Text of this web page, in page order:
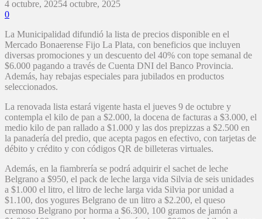
4 octubre, 20254 octubre, 2025
0
La Municipalidad difundió la lista de precios disponible en el
Mercado Bonaerense Fijo La Plata, con beneficios que incluyen
diversas promociones y un descuento del 40% con tope semanal de
$6.000 pagando a través de Cuenta DNI del Banco Provincia.
Además, hay rebajas especiales para jubilados en productos
seleccionados.
La renovada lista estará vigente hasta el jueves 9 de octubre y
contempla el kilo de pan a $2.000, la docena de facturas a $3.000, el
medio kilo de pan rallado a $1.000 y las dos prepizzas a $2.500 en
la panadería del predio, que acepta pagos en efectivo, con tarjetas de
débito y crédito y con códigos QR de billeteras virtuales.
Además, en la fiambrería se podrá adquirir el sachet de leche
Belgrano a $950, el pack de leche larga vida Silvia de seis unidades
a $1.000 el litro, el litro de leche larga vida Silvia por unidad a
$1.100, dos yogures Belgrano de un litro a $2.200, el queso
cremoso Belgrano por horma a $6.300, 100 gramos de jamón a